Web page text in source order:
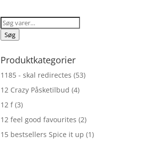
Søg
efter:
Søg
Produktkategorier
1185 - skal redirectes (53)
12 Crazy Påsketilbud (4)
12 f (3)
12 feel good favourites (2)
15 bestsellers Spice it up (1)